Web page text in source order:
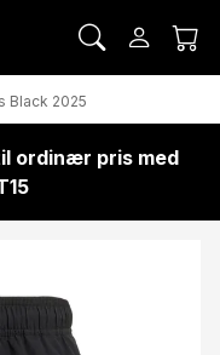
Black 2025
ordinær pris med